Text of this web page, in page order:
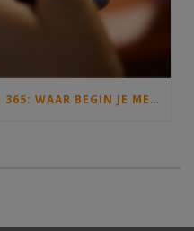
ARCHIVEREN IN MICROSOFT 365: WAAR BEGIN JE MET INFORMATIEBEHEER EN DE ARCHIEFWET?